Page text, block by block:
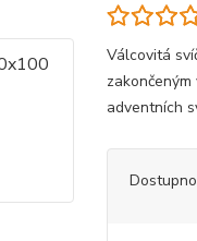
Válcovitá
adventních